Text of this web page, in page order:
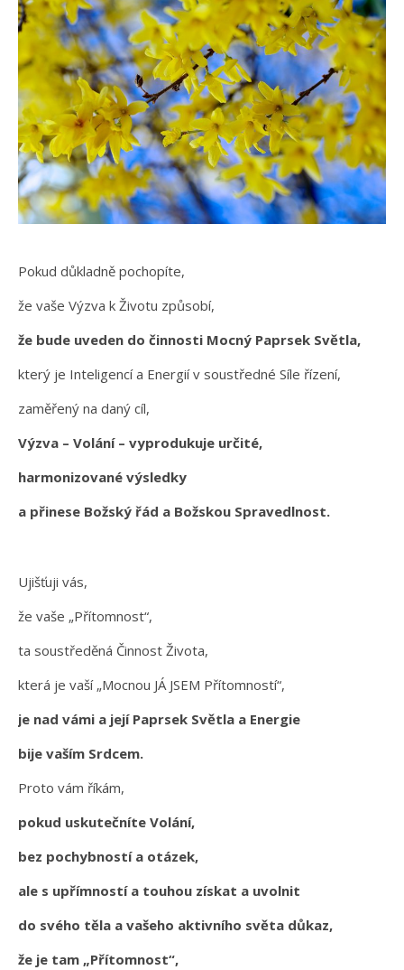
Pokud důkladně pochopíte,
že vaše Výzva k Životu způsobí,
že bude uveden do činnosti Mocný Paprsek Světla,
který je Inteligencí a Energií v soustředné Síle řízení,
zaměřený na daný cíl,
Výzva – Volání – vyprodukuje určité,
harmonizované výsledky
a přinese Božský řád a Božskou Spravedlnost.
Ujišťuji vás,
že vaše „Přítomnost“,
ta soustředěná Činnost Života,
která je vaší „Mocnou JÁ JSEM Přítomností“,
je nad vámi a její Paprsek Světla a Energie
bije vaším Srdcem.
Proto vám říkám,
pokud uskutečníte Volání,
bez pochybností a otázek,
ale s upřímností a touhou získat a uvolnit
do svého těla a vašeho aktivního světa důkaz,
že je tam „Přítomnost“,